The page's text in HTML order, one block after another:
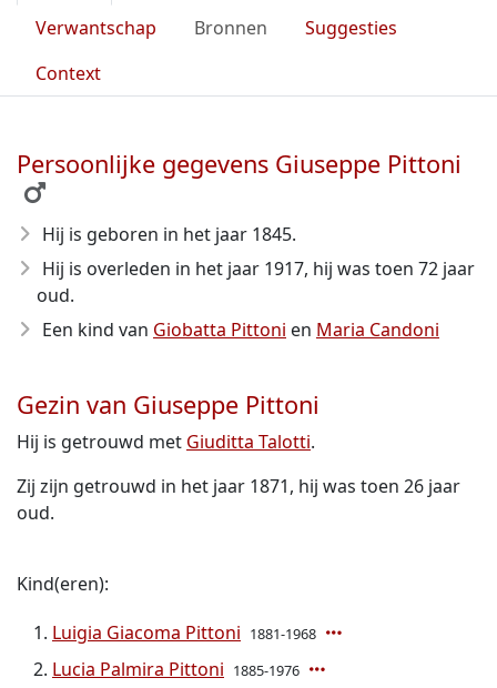
Verwantschap
Bronnen
Suggesties
Context
Persoonlijke gegevens Giuseppe Pittoni
Hij is geboren in het jaar 1845.
Hij is overleden in het jaar 1917, hij was toen 72 jaar
oud.
Een kind van Giobatta Pittoni en Maria Candoni
Gezin van Giuseppe Pittoni
Hij is getrouwd met Giuditta Talotti.
Zij zijn getrouwd in het jaar 1871, hij was toen 26 jaar
oud.
Kind(eren):
Luigia Giacoma Pittoni 1881-1968
Lucia Palmira Pittoni 1885-1976